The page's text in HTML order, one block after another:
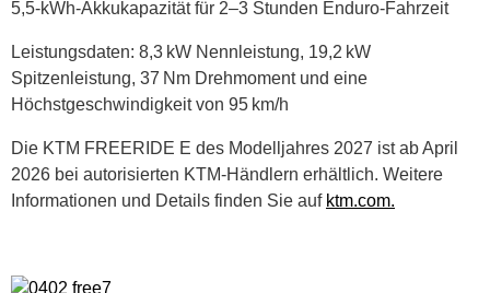
5,5‑kWh‑Akkukapazität für 2–3 Stunden Enduro‑Fahrzeit
Leistungsdaten: 8,3 kW Nennleistung, 19,2 kW
Spitzenleistung, 37 Nm Drehmoment und eine
Höchstgeschwindigkeit von 95 km/h
Die KTM FREERIDE E des Modelljahres 2027 ist ab April
2026 bei autorisierten KTM‑Händlern erhältlich. Weitere
Informationen und Details finden Sie auf ktm.com.